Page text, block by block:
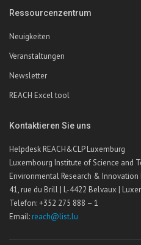
Ressourcenzentrum
Neuigkeiten
Veranstaltungen
Newsletter
REACH Excel tool
Kontaktieren Sie uns
Helpdesk REACH&CLP Luxemburg
Luxembourg Institute of Science and
Environmental Research & Innovation
41, rue du Brill | L-4422 Belvaux |
Telefon: +352 275 888 – 1
Email: reach@list.lu